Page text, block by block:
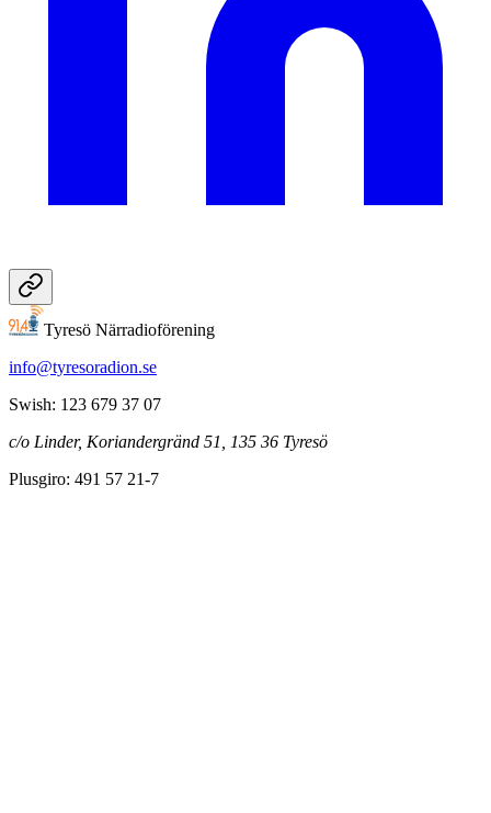
Tyresö Närradioförening
info@tyresoradion.se
Swish: 123 679 37 07
c/o Linder, Koriandergränd 51, 135 36 Tyresö
Plusgiro: 491 57 21-7